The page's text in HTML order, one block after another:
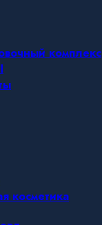
комплекс
косметика